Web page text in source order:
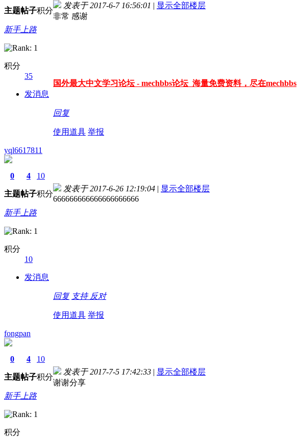
主题帖子积分
新手上路
积分
35
发消息
发表于 2017-6-7 16:56:01 | 显示全部楼层
非常 感谢
国外最大中文学习论坛 - mechbbs论坛 海量免费资料，尽在mechbbs
回复
使用道具 举报
yql6617811
0
主题
4
帖子
10
积分
新手上路
积分
10
发消息
发表于 2017-6-26 12:19:04 | 显示全部楼层
666666666666666666666
回复 支持 反对
使用道具 举报
fongpan
0
主题
4
帖子
10
积分
新手上路
积分
发表于 2017-7-5 17:42:33 | 显示全部楼层
谢谢分享